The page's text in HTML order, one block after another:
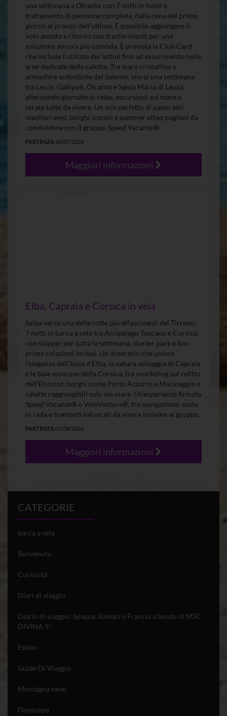
una settimana a Otranto con 7 notti in hotel e
trattamento di pensione completa, dalla cena del primo
giorno al pranzo dell’ultimo. È possibile aggiungere il
volo andata e ritorno con trasferimenti per una
soluzione ancora più comoda. È prevista la Club Card
che include l’utilizzo dei lettini fino ad esaurimento nelle
aree dedicate delle calette. Tra mare cristallino e
atmosfere autentiche del Salento, vivrai una settimana
tra Lecce, Gallipoli, Otranto e Santa Maria di Leuca,
alternando giornate di relax, escursioni sul mare e
serate tutte da vivere. Un mix perfetto di panorami
mediterranei, borghi iconici e summer vibes pugliesi da
condividere con il gruppo Speed Vacanze®.
PARTENZA 26/07/2026
Maggiori informazioni
Elba, Capraia e Corsica in vela
Salpa verso una delle rotte più affascinanti del Tirreno:
7 notti in barca a vela tra Arcipelago Toscano e Corsica,
con skipper per tutta la settimana, starter pack e box
prime colazioni inclusi. Un itinerario che unisce
l’eleganza dell’Isola d’Elba, la natura selvaggia di Capraia
e le baie scoscese della Corsica, tra snorkeling sul relitto
dell’Elviscot, borghi come Porto Azzurro e Macinaggio e
calette raggiungibili solo via mare. Un’esperienza firmata
Speed Vacanze® e VelaVenture®, tra navigazione, soste
in rada e tramonti infuocati da vivere insieme al gruppo.
PARTENZA 01/08/2026
Maggiori informazioni
CATEGORIE
barca a vela
Benvenuto
Curiosita'
Diari di viaggio
Diario di viaggio: Spagna, Baleari e Francia a bordo di MSC
DIVINA 5*
Estate
Guide Di Viaggio
Montagna neve
Oroscopo